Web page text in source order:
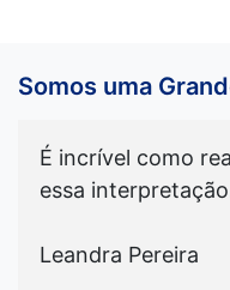
Somos uma
É incrível como
essa
Leandra Pereira